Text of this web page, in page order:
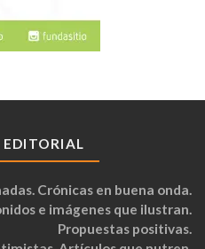
Crónicas en buena onda.
e imágenes que ilustran.
Propuestas positivas.